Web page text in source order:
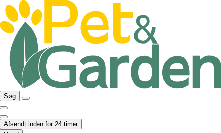
Søg
Afsendt inden for 24 timer